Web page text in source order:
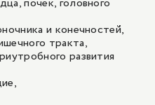
и конечностей,
тракта,
развития